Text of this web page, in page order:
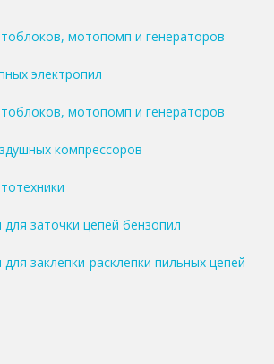
мотопомп и генераторов
электропил
мотопомп и генераторов
компрессоров
заточки цепей бензопил
заклепки-расклепки пильных цепей